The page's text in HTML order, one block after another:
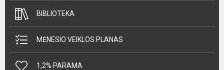
BIBLIOTEKA
MĖNESIO VEIKLOS PLANAS
1,2% PARAMA